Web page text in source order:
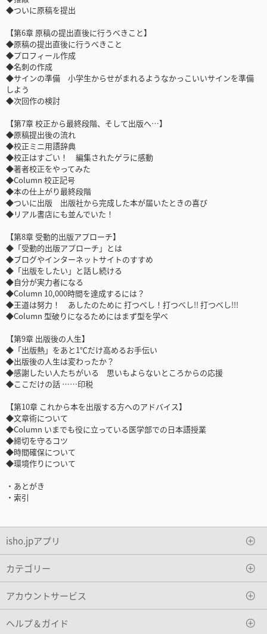
◆ついに原稿を提出
【第6章 原稿の提出直後に行うべきこと】
◆原稿の提出直後に行うべきこと
◆プロフィール作成
◆名刺の作成
◆サインの準備 小学生からせがまれるようなかっこいいサインを準備
しよう
◆次回作の検討
【第7章 校正から最終段階、そして出版へ…】
◆原稿提出後の流れ
◆校正ミニ用語辞典
◆校正はすごい！ 編集されたゲラに感動
◆著者校正をやってみた
◆Column 校正記号
◆本の仕上がり最終段階
◆ついに出版 出版社から完成した本が届いたときの喜び
◆リアル書店にも並んでいた！
【第8章 受動的出版アプローチ】
◆「受動的出版アプローチ」とは
◆ブログやインターネットサイトのすすめ
◆「出版をしたい」と話し続ける
◆自分が実力者になる
◆Column 10,000時間を達成するには？
◆王道は努力！ あしたのために 打つべし！打つべし!! 打つべし!!!
◆Column 型破りになるためにはまず型を学べ
【第9章 出版後の人生】
◆「出版熱」をあと1℃だけ高めるお手伝い
◆出版後の人生は変わったか？
◆感謝したい人たちがいる 思いもよらないところからの応援
◆ここだけの話 ……印税
【第10章 これから本を出版する方へのアドバイス】
◆文章術について
◆Column いまでも役に立っている医学部での日本語授業
◆締切を守るコツ
◆時間確保について
◆環境作りについて
・あとがき
・索引
isho.jpアプリ
カテゴリー
アカウントサービス
ヘルプ＆ガイド